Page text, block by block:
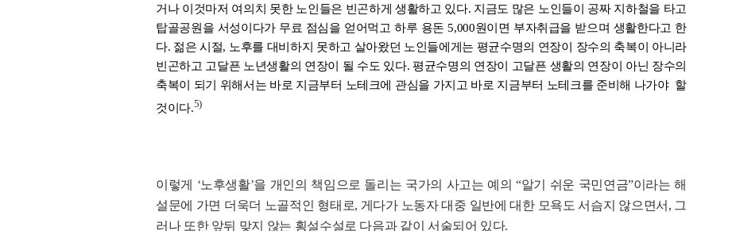
거나 이것마저 여의치 못한 노인들은 빈곤하게 생활하고 있다. 지금도 많은 노인들이 공짜 지하철을 타고
탑골공원을 서성이다가 무료 점심을 얻어먹고 하루 용돈 5,000원이면 부자취급을 받으며 생활한다고 한
다. 젊은 시절, 노후를 대비하지 못하고 살아왔던 노인들에게는 평균수명의 연장이 장수의 축복이 아니라
빈곤하고 고달픈 노년생활의 연장이 될 수도 있다. 평균수명의 연장이 고달픈 생활의 연장이 아닌 장수의
축복이 되기 위해서는 바로 지금부터 노테크에 관심을 가지고 바로 지금부터 노테크를 준비해 나가야 할
것이다.5)
이렇게 ‘노후생활’을 개인의 책임으로 돌리는 국가의 사고는 예의 “알기 쉬운 국민연금”이라는 해
설문에 가면 더욱더 노골적인 형태로, 게다가 노동자 대중 일반에 대한 모욕도 서슴지 않으면서, 그
러나 또한 앞뒤 맞지 않는 횡설수설로 다음과 같이 서술되어 있다.